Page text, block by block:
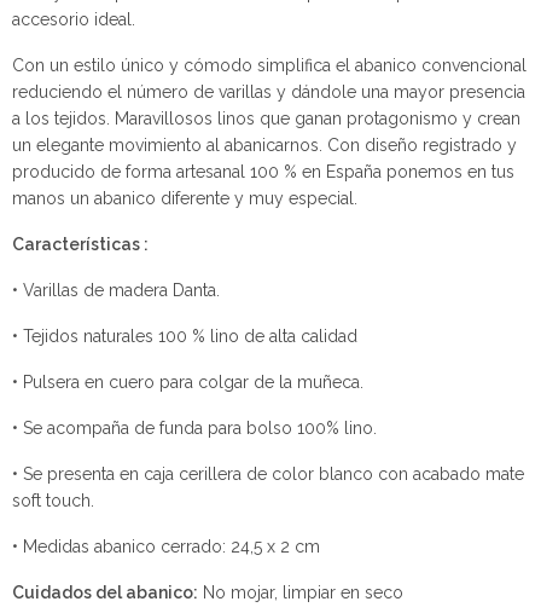
accesorio ideal.
Con un estilo único y cómodo simplifica el abanico convencional
reduciendo el número de varillas y dándole una mayor presencia
a los tejidos. Maravillosos linos que ganan protagonismo y crean
un elegante movimiento al abanicarnos. Con diseño registrado y
producido de forma artesanal 100 % en España ponemos en tus
manos un abanico diferente y muy especial.
Características :
• Varillas de madera Danta.
• Tejidos naturales 100 % lino de alta calidad
• Pulsera en cuero para colgar de la muñeca.
• Se acompaña de funda para bolso 100% lino.
• Se presenta en caja cerillera de color blanco con acabado mate
soft touch.
• Medidas abanico cerrado: 24,5 x 2 cm
Cuidados del abanico: No mojar, limpiar en seco